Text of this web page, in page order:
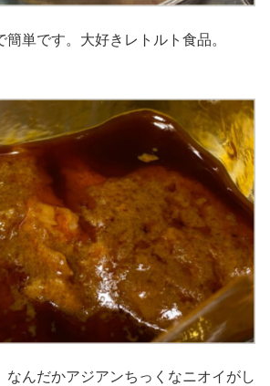
単です。大好きレトルト食品。
なんだかアジアンちっくなニオイがし